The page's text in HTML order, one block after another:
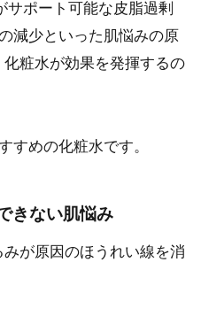
サポート可能な皮脂過剰
減少といった肌悩みの原
化粧水が効果を発揮するの
すめの化粧水です。
きない肌悩み
が原因のほうれい線を消